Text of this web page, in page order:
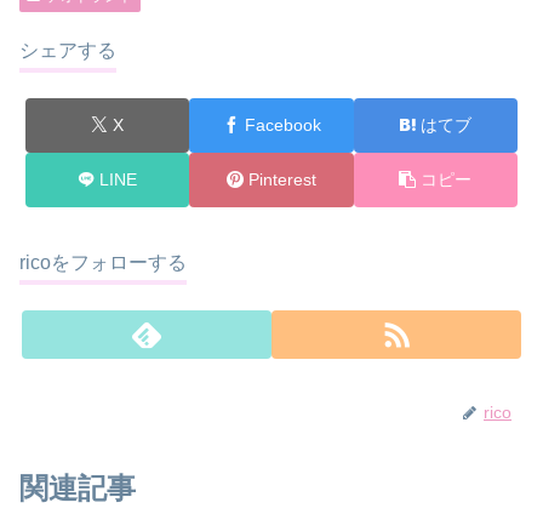
シェアする
X Facebook はてブ
LINE Pinterest コピー
ricoをフォローする
rico
関連記事